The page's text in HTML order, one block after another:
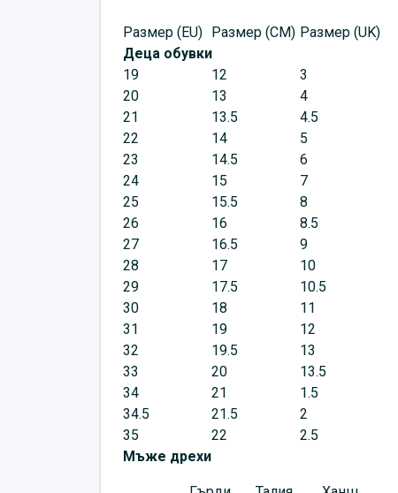
Размер (EU) Размер (CM) Размер (UK)
Деца обувки
19
12
3
20
13
4
21
13.5
4.5
22
14
5
23
14.5
6
24
15
7
25
15.5
8
26
16
8.5
27
16.5
9
28
17
10
29
17.5
10.5
30
18
11
31
19
12
32
19.5
13
33
20
13.5
34
21
1.5
34.5
21.5
2
35
22
2.5
Мъже дрехи